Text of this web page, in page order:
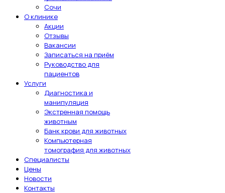
Сочи
О клинике
Акции
Отзывы
Вакансии
Записаться на приём
Руководство для
пациентов
Услуги
Диагностика и
манипуляция
Экстренная помощь
животным
Банк крови для животных
Компьютерная
томография для животных
Специалисты
Цены
Новости
Контакты